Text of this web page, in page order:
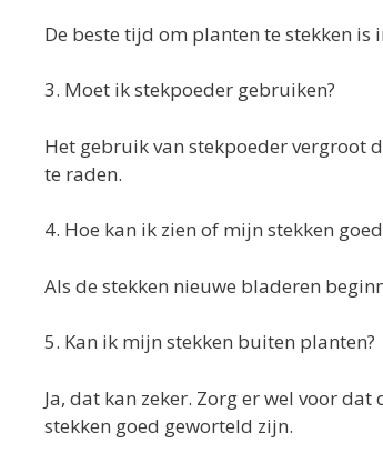
De beste tijd om planten te stekken
3. Moet ik stekpoeder gebruiken?
Het gebruik van stekpoeder vergroot
te raden.
4. Hoe kan ik zien of mijn stekken
Als de stekken nieuwe bladeren
5. Kan ik mijn stekken buiten planten?
Ja, dat kan zeker. Zorg er wel voor
stekken goed geworteld zijn.